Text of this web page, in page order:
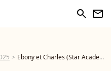
search newsletter
Ebony et Charles (Star Academy 2024) en couple ? Les deux candidats s'expriment enfin sur leur relation